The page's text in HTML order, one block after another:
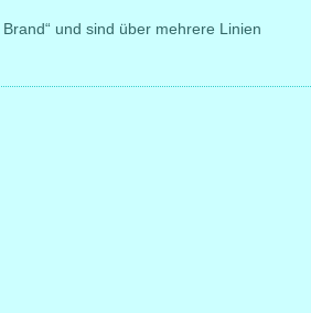
und sind über mehrere Linien